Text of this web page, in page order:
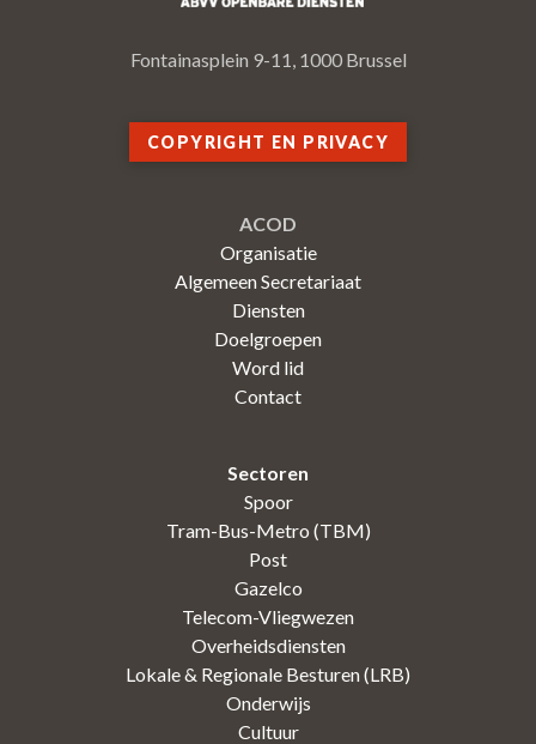
Fontainasplein 9-11, 1000 Brussel
COPYRIGHT EN PRIVACY
ACOD
Organisatie
Algemeen Secretariaat
Diensten
Doelgroepen
Word lid
Contact
Sectoren
Spoor
Tram-Bus-Metro (TBM)
Post
Gazelco
Telecom-Vliegwezen
Overheidsdiensten
Lokale & Regionale Besturen (LRB)
Onderwijs
Cultuur